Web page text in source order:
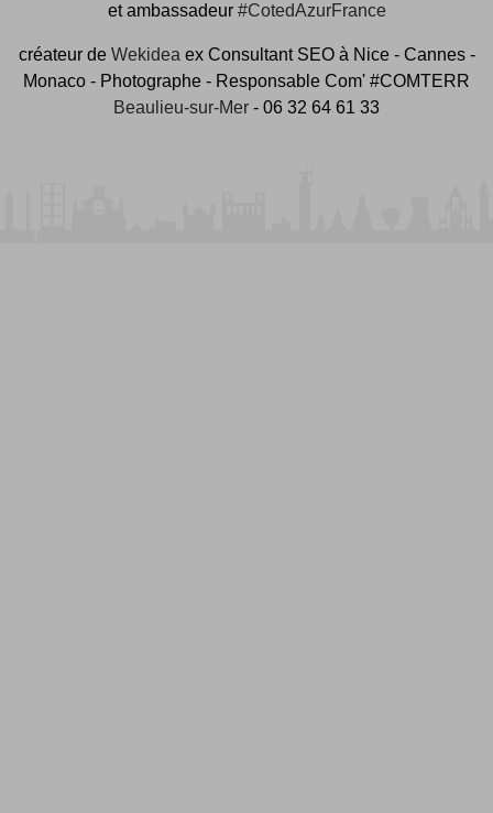
et ambassadeur #CotedAzurFrance
créateur de Wekideaex Consultant SEO à Nice - Cannes -
Monaco - Photographe - Responsable Com' #COMTERR
Beaulieu-sur-Mer - 06 32 64 61 33